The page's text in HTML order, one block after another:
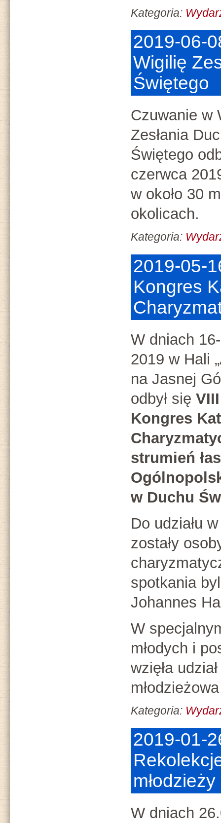
Kategoria:
2019-06-
Wigilię
Świętego
Czuwanie w
Zesłania
Świętego
czerwca
w około 30
okolicach.
Kategoria:
2019-05-
Kongres
W dniach
2019 w Hali
na Jasnej
odbył się VIII
Kongres
strumień
w Duchu
Do udziału
zostały
spotkania
Johannes
W
młodych i
wzięła
Kategoria:
2019-01-
W dniach